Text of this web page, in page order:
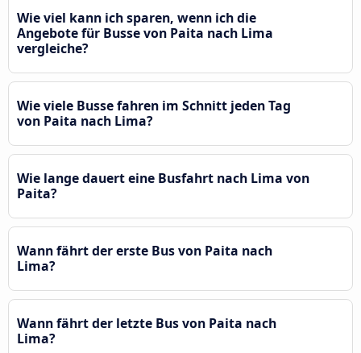
Wie viel kann ich sparen, wenn ich die
Angebote für Busse von Paita nach Lima
vergleiche?
Wie viele Busse fahren im Schnitt jeden Tag
von Paita nach Lima?
Wie lange dauert eine Busfahrt nach Lima von
Paita?
Wann fährt der erste Bus von Paita nach
Lima?
Wann fährt der letzte Bus von Paita nach
Lima?